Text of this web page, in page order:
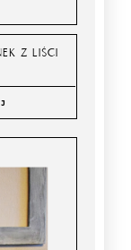
Z LIŚCI